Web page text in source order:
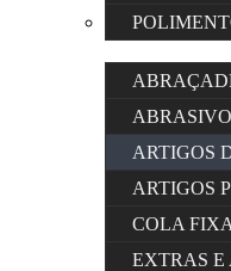
ARTIGOS
ARTIGOS
COLA
EXTRAS E